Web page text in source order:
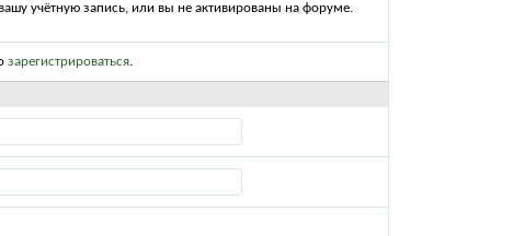
учётную запись, или вы не активированы на форуме.
зарегистрироваться.